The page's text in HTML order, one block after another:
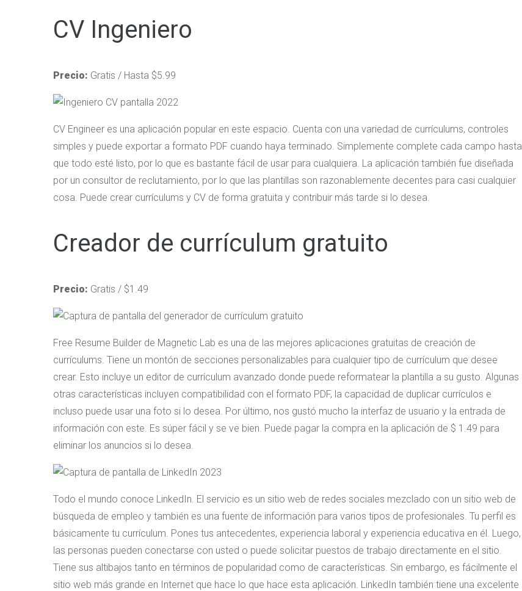
CV Ingeniero
Precio: Gratis / Hasta $5.99
CV Engineer es una aplicación popular en este espacio. Cuenta con una variedad de currículums, controles
simples y puede exportar a formato PDF cuando haya terminado. Simplemente complete cada campo hasta
que todo esté listo, por lo que es bastante fácil de usar para cualquiera. La aplicación también fue diseñada
por un consultor de reclutamiento, por lo que las plantillas son razonablemente decentes para casi cualquier
cosa. Puede crear currículums y CV de forma gratuita y contribuir más tarde si lo desea.
Creador de currículum gratuito
Precio: Gratis / $1.49
Free Resume Builder de Magnetic Lab es una de las mejores aplicaciones gratuitas de creación de
currículums. Tiene un montón de secciones personalizables para cualquier tipo de currículum que desee
crear. Esto incluye un editor de currículum avanzado donde puede reformatear la plantilla a su gusto. Algunas
otras características incluyen compatibilidad con el formato PDF, la capacidad de duplicar currículos e
incluso puede usar una foto si lo desea. Por último, nos gustó mucho la interfaz de usuario y la entrada de
información con este. Es súper fácil y se ve bien. Puede pagar la compra en la aplicación de $ 1.49 para
eliminar los anuncios si lo desea.
Todo el mundo conoce LinkedIn. El servicio es un sitio web de redes sociales mezclado con un sitio web de
búsqueda de empleo y también es una fuente de información para varios tipos de profesionales. Tu perfil es
básicamente tu currículum. Pones tus antecedentes, experiencia laboral y experiencia educativa en él. Luego,
las personas pueden conectarse con usted o puede solicitar puestos de trabajo directamente en el sitio.
Tiene sus altibajos tanto en términos de popularidad como de características. Sin embargo, es fácilmente el
sitio web más grande en Internet que hace lo que hace esta aplicación. LinkedIn también tiene una excelente